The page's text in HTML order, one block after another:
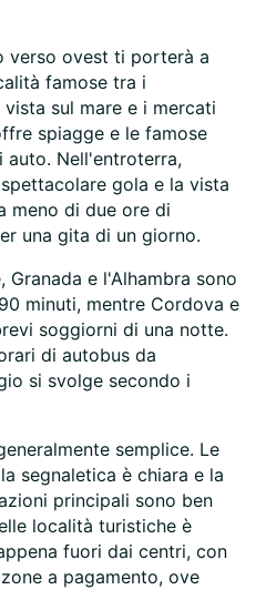
verso ovest ti porterà a
famose tra i
sul mare e i mercati
spiagge e le famose
Nell'entroterra,
gola e la vista
meno di due ore di
una gita di un giorno.
e l'Alhambra sono
minuti, mentre Cordova e
soggiorni di una notte.
di autobus da
si svolge secondo i
semplice. Le
segnaletica è chiara e la
principali sono ben
località turistiche è
fuori dai centri, con
a pagamento, ove